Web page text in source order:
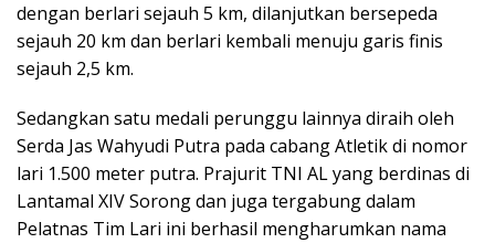
dengan berlari sejauh 5 km, dilanjutkan bersepeda
sejauh 20 km dan berlari kembali menuju garis finis
sejauh 2,5 km.
Sedangkan satu medali perunggu lainnya diraih oleh
Serda Jas Wahyudi Putra pada cabang Atletik di nomor
lari 1.500 meter putra. Prajurit TNI AL yang berdinas di
Lantamal XIV Sorong dan juga tergabung dalam
Pelatnas Tim Lari ini berhasil mengharumkan nama